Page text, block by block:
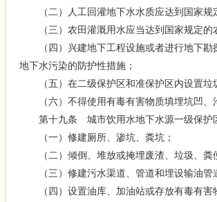
（二）人工回灌地下水水质应达到国家规
（三）农田灌溉用水应当达到国家规定的
（四）兴建地下工程设施或者进行地下勘
地下水污染的防护性措施；
（五）在二级保护区和准保护区内设置垃
（六）不得使用有毒有害物质填埋坑凹、
第十九条 城市饮用水地下水源一级保护区
（一）修建厕所、渗坑、粪坑；
（二）倾倒、堆放或掩埋废渣、垃圾、粪
（三）修建污水渠道、管道和埋设输油管
（四）设置油库、加油站或存放有毒有害